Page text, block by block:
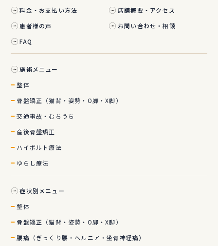
料金・お支払い方法
店舗概要・アクセス
患者様の声
お問い合わせ・相談
FAQ
施術メニュー
整体
骨盤矯正（猫背・姿勢・O脚・X脚）
交通事故・むちうち
産後骨盤矯正
ハイボルト療法
ゆらし療法
症状別メニュー
整体
骨盤矯正（猫背・姿勢・O脚・X脚）
腰痛（ぎっくり腰・ヘルニア・坐骨神経痛）